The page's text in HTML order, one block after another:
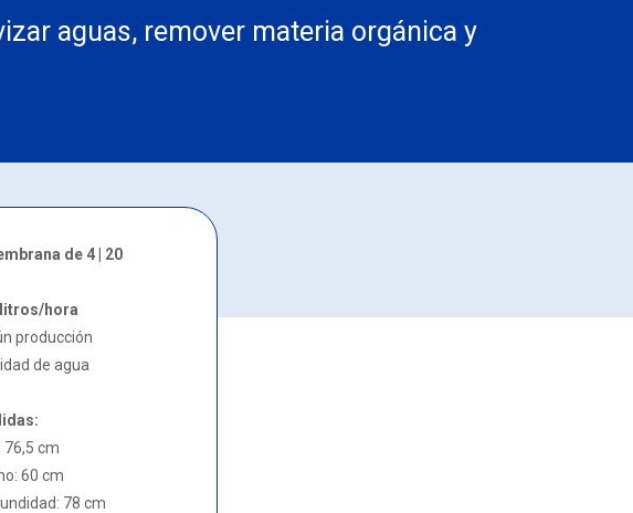
aguas, remover materia orgánica y
de 4 | 20
hora
producción
de agua
76,5 cm
60 cm
78 cm